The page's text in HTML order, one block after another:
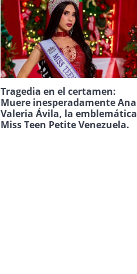
Tragedia en el certamen:
Muere inesperadamente Ana
Valeria Ávila, la emblemática
Miss Teen Petite Venezuela.